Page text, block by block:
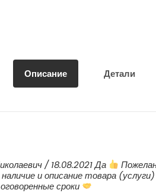
QX56
Описание Детали
/ 18.08.2021 Да
и описание товара
сроки